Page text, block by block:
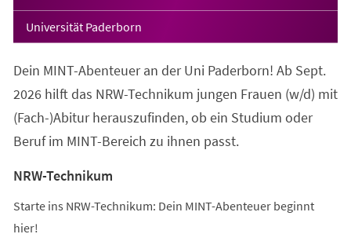
Universität Paderborn
Dein MINT-Abenteuer an der Uni Paderborn! Ab Sept.
2026 hilft das NRW-Technikum jungen Frauen (w/d) mit
(Fach-)Abitur herauszufinden, ob ein Studium oder
Beruf im MINT-Bereich zu ihnen passt.
NRW-Technikum
Starte ins NRW-Technikum: Dein MINT-Abenteuer beginnt
hier!